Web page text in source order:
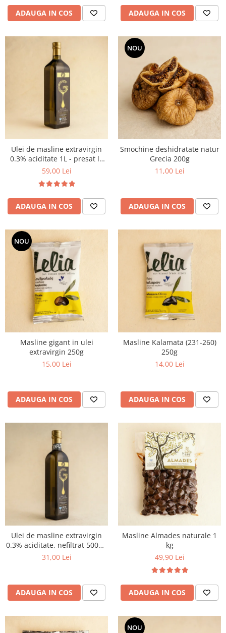
ADAUGA IN COS ADAUGA IN COS
Ulei de masline extravirgin
0.3% aciditate 1L - presat la
rece
59,00 Lei
ADAUGA IN COS
NOU
Smochine deshidratate natur
Grecia 200g
11,00 Lei
ADAUGA IN COS
NOU
Masline gigant in ulei
extravirgin 250g
15,00 Lei
ADAUGA IN COS
Masline Kalamata (231-260)
250g
14,00 Lei
ADAUGA IN COS
Ulei de masline extravirgin
0.3% aciditate, nefiltrat 500ml
- presat la rece
31,00 Lei
ADAUGA IN COS
Masline Almades naturale 1
kg
49,90 Lei
ADAUGA IN COS
NOU